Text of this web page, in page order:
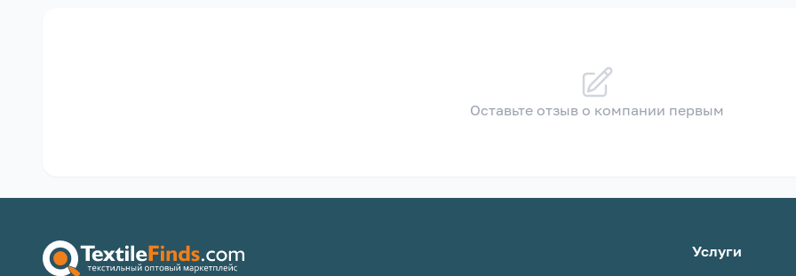
Оставьте отзыв о компании первым
Услуги